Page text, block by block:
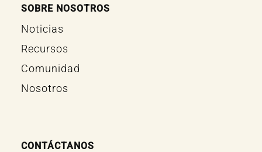
SOBRE NOSOTROS
Noticias
Recursos
Comunidad
Nosotros
CONTÁCTANOS